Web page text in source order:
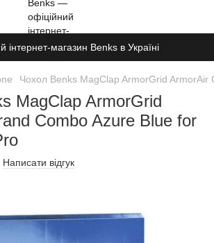
інтернет-магазин Benks в Україні
Чохол Benks MagClap ArmorGrid
MagClap ArmorGrid
Combo Azure Blue for
Написати відгук